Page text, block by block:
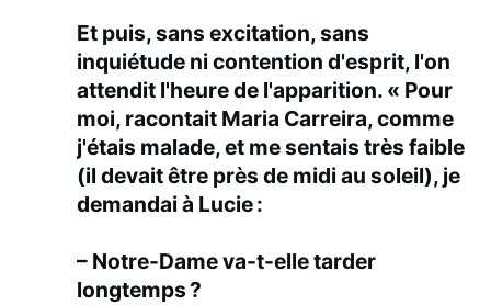
Et puis, sans excitation, sans
inquiétude ni contention d'esprit, l'on
attendit l'heure de l'apparition. « Pour
moi, racontait Maria Carreira, comme
j'étais malade, et me sentais très faible
(il devait être près de midi au soleil), je
demandai à Lucie :
– Notre-Dame va-t-elle tarder
longtemps ?